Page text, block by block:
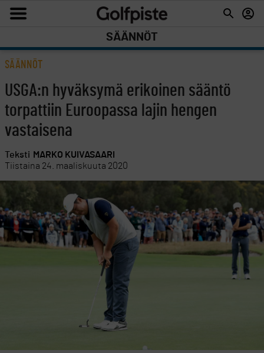
SÄÄNNÖT
SÄÄNNÖT
USGA:n hyväksymä erikoinen sääntö
torpattiin Euroopassa lajin hengen
vastaisena
Teksti MARKO KUIVASAARI
Tiistaina 24. maaliskuuta 2020